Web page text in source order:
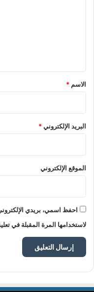
*
الاسم *
البريد الإلكتروني*
الموقع الإلكتروني
احفظ اسمي، بريدي
لاستخدامها المرة المقبلة في